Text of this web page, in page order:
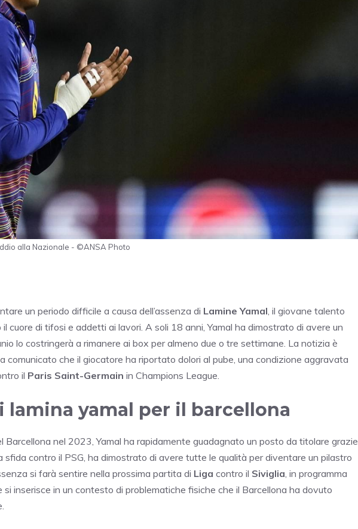
alla Nazionale - ©ANSA Photo
un periodo difficile a causa dell’assenza di Lamine Yamal , il giovane talento
cuore di tifosi e addetti ai lavori. A soli 18 anni, Yamal ha dimostrato di avere un
lo costringerà a rimanere ai box per almeno due o tre settimane. La notizia è
comunicato che il giocatore ha riportato dolori al pube, una condizione aggravata
il Paris Saint-Germain in Champions League.
lamina yamal per il barcellona
Barcellona nel 2023, Yamal ha rapidamente guadagnato un posto da titolare grazie
sfida contro il PSG, ha dimostrato di avere tutte le qualità per diventare un pilastro
si farà sentire nella prossima partita di Liga contro il Siviglia , in programma
inserisce in un contesto di problematiche fisiche che il Barcellona ha dovuto